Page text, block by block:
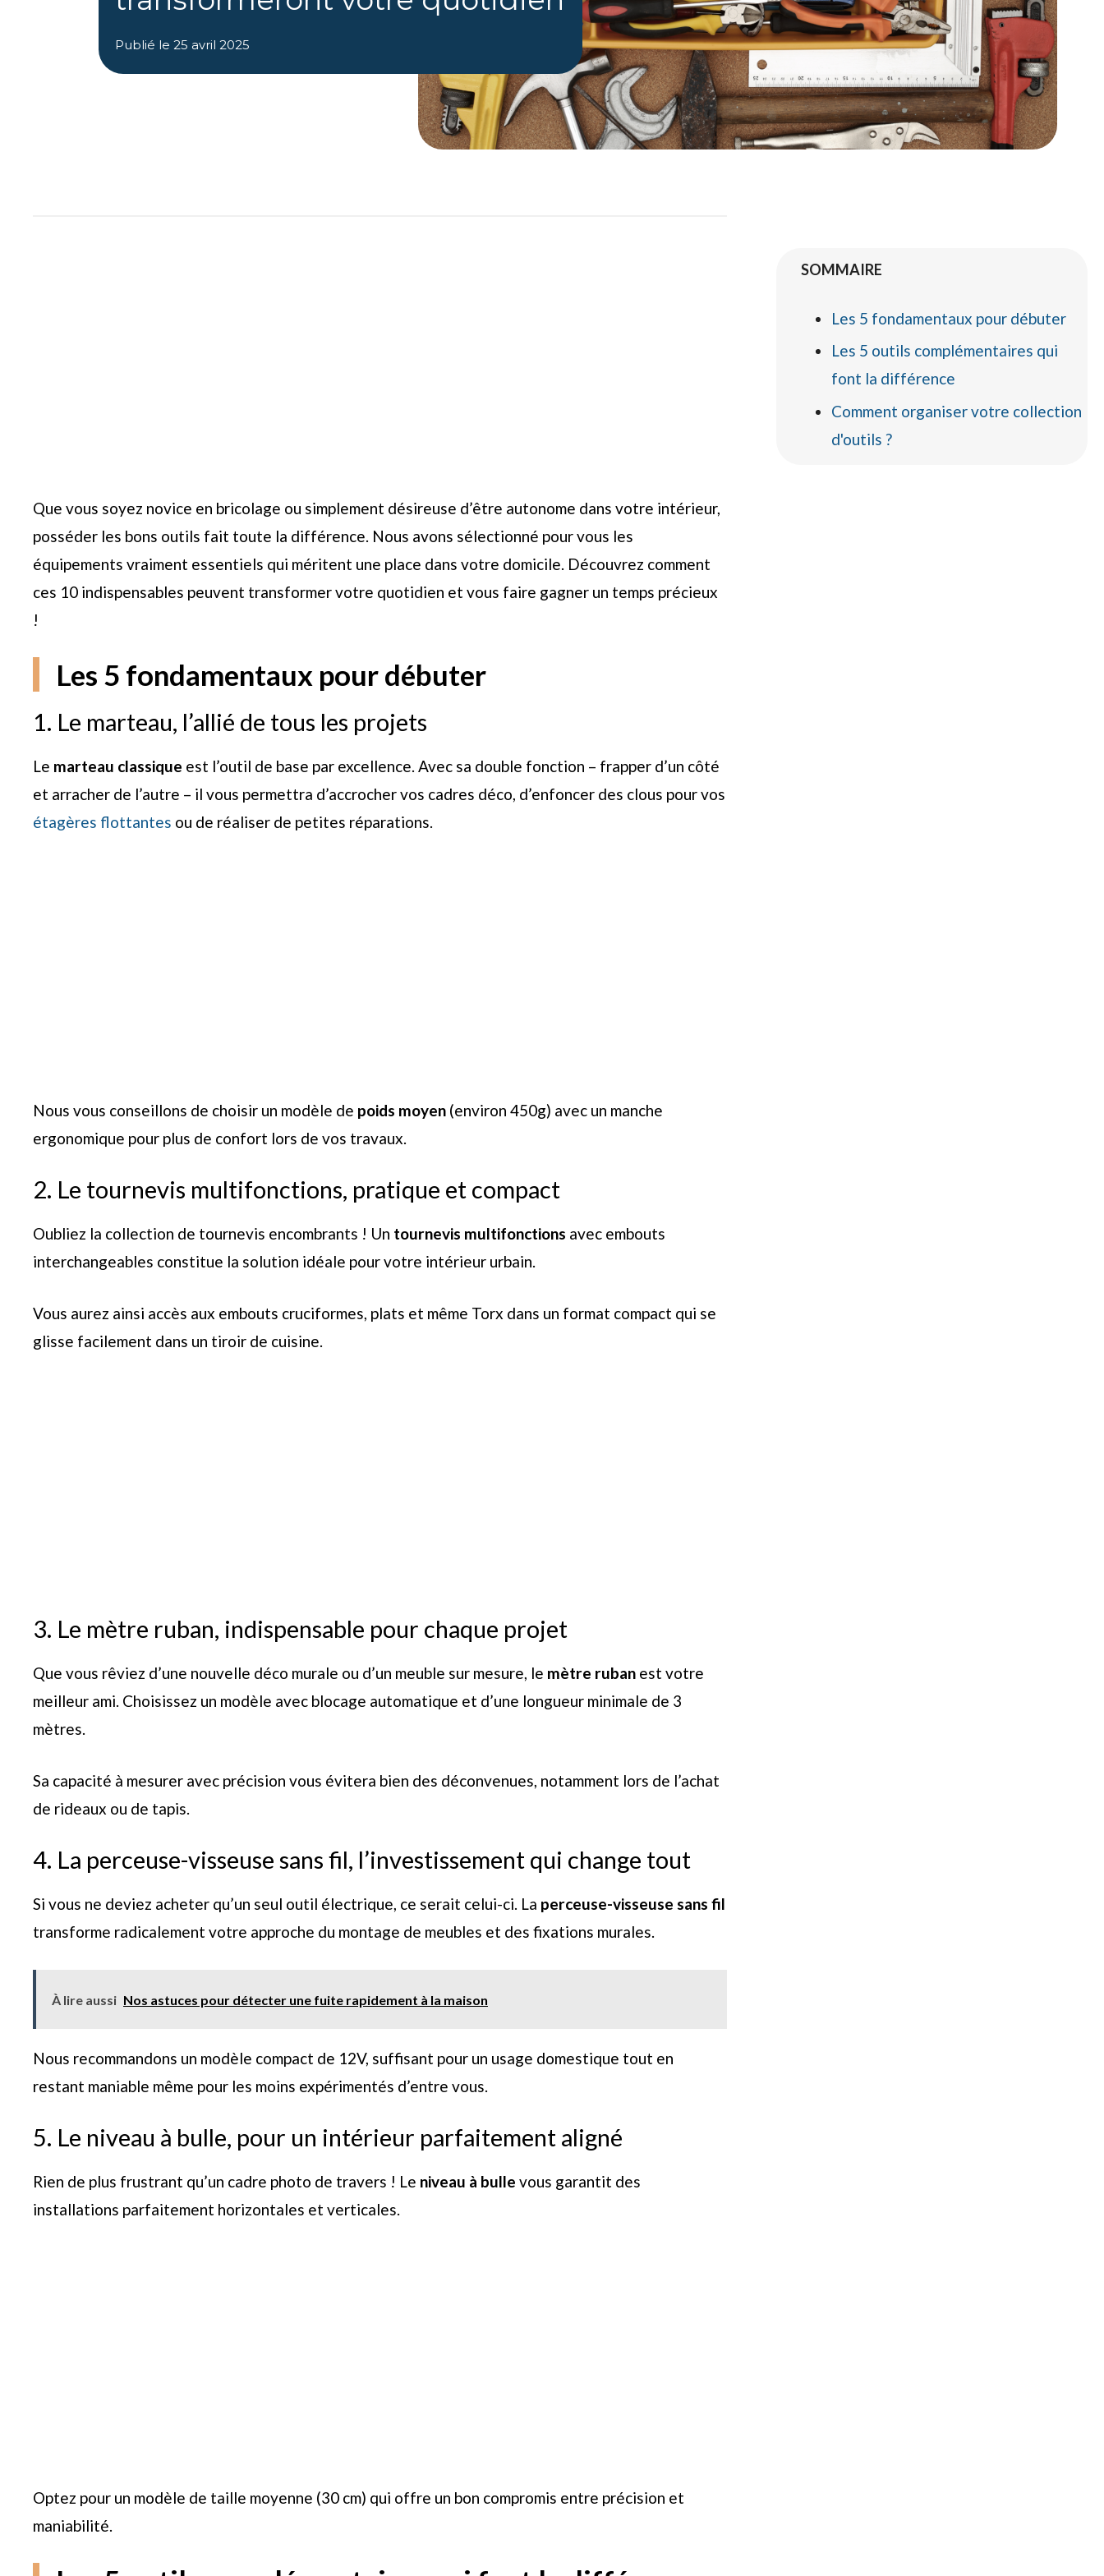
Publié le 25 avril 2025
Que vous soyez novice en bricolage ou simplement désireuse d’être autonome dans votre intérieur,
posséder les bons outils fait toute la différence. Nous avons sélectionné pour vous les
équipements vraiment essentiels qui méritent une place dans votre domicile. Découvrez comment
ces 10 indispensables peuvent transformer votre quotidien et vous faire gagner un temps précieux
!
Les 5 fondamentaux pour débuter
1. Le marteau, l’allié de tous les projets
Le marteau classique est l’outil de base par excellence. Avec sa double fonction – frapper d’un côté
et arracher de l’autre – il vous permettra d’accrocher vos cadres déco, d’enfoncer des clous pour vos
étagères flottantes ou de réaliser de petites réparations.
Nous vous conseillons de choisir un modèle de poids moyen (environ 450g) avec un manche
ergonomique pour plus de confort lors de vos travaux.
2. Le tournevis multifonctions, pratique et compact
Oubliez la collection de tournevis encombrants ! Un tournevis multifonctions avec embouts
interchangeables constitue la solution idéale pour votre intérieur urbain.
Vous aurez ainsi accès aux embouts cruciformes, plats et même Torx dans un format compact qui se
glisse facilement dans un tiroir de cuisine.
3. Le mètre ruban, indispensable pour chaque projet
Que vous rêviez d’une nouvelle déco murale ou d’un meuble sur mesure, le mètre ruban est votre
meilleur ami. Choisissez un modèle avec blocage automatique et d’une longueur minimale de 3
mètres.
Sa capacité à mesurer avec précision vous évitera bien des déconvenues, notamment lors de l’achat
de rideaux ou de tapis.
4. La perceuse-visseuse sans fil, l’investissement qui change tout
Si vous ne deviez acheter qu’un seul outil électrique, ce serait celui-ci. La perceuse-visseuse sans fil
transforme radicalement votre approche du montage de meubles et des fixations murales.
À lire aussi Nos astuces pour détecter une fuite rapidement à la maison
Nous recommandons un modèle compact de 12V, suffisant pour un usage domestique tout en
restant maniable même pour les moins expérimentés d’entre vous.
5. Le niveau à bulle, pour un intérieur parfaitement aligné
Rien de plus frustrant qu’un cadre photo de travers ! Le niveau à bulle vous garantit des
installations parfaitement horizontales et verticales.
Optez pour un modèle de taille moyenne (30 cm) qui offre un bon compromis entre précision et
maniabilité.
SOMMAIRE
Les 5 fondamentaux pour débuter
Les 5 outils complémentaires qui
font la différence
Comment organiser votre collection
d'outils ?